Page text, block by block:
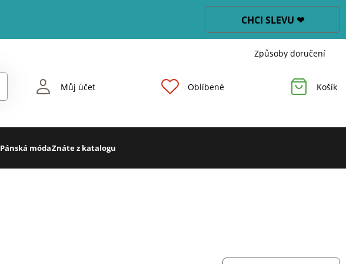
CHCI SLEVU ❤
Způsoby doručení
Můj účet Oblíbené Košík
Pánská módaZnáte z katalogu